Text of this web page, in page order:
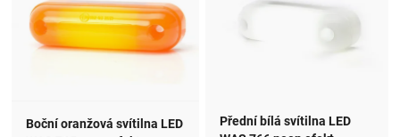
Boční oranžová svítilna LED
Přední bílá svítilna LED